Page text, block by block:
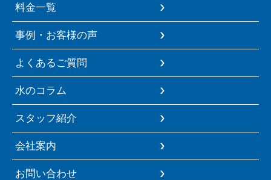
料金一覧
事例・お客様の声
よくあるご質問
水のコラム
スタッフ紹介
会社案内
お問い合わせ